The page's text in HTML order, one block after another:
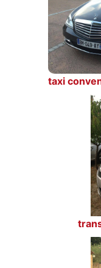
taxi